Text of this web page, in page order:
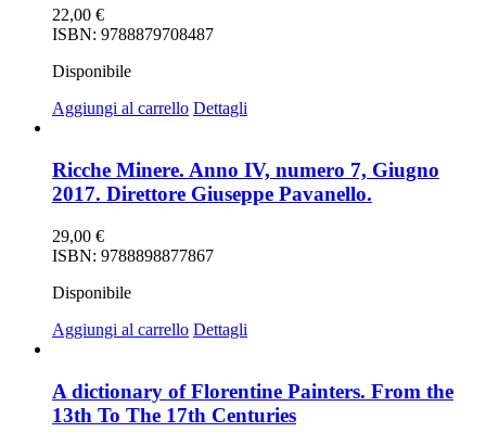
22,00 €
ISBN: 9788879708487
Disponibile
Aggiungi al carrello Dettagli
Ricche Minere. Anno IV, numero 7, Giugno
2017. Direttore Giuseppe Pavanello.
29,00 €
ISBN: 9788898877867
Disponibile
Aggiungi al carrello Dettagli
A dictionary of Florentine Painters. From the
13th To The 17th Centuries